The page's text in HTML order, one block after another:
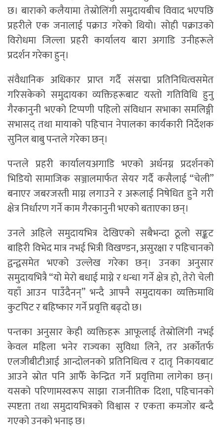
छ। बाराको कलैयामा तेस्रोलिंगी समुदायबीच विवाद भएपछि
प्रहरीले एक जनालाई पक्राउ गरेको थियो। सोही पक्राउको
विरोधमा जिल्ला प्रहरी कार्यालय बारा अगाडि उनीहरूले
प्रदर्शन गरेका हुन्।
संवैधानिक अधिकार प्राप्त गर्दै संसद्मा प्रतिनिधित्वसमेत
गरिसकेको समुदायका व्यक्तिहरूबाट यस्तो गतिविधि हुनु
गैरकानुनी भएको टिप्पणी पहिलो संविधान सभाका समलिङ्गी
सभासद् तथा मायाको पहिचान नेपालका कार्यकारी निर्देशक
सुनिल बाबु पन्तले गरेका छन्।
पन्तले प्रहरी कार्यालयअगाडि भएको अर्धनग्न प्रदर्शनको
भिडियो सामाजिक सञ्जालमार्फत सेयर गर्दै कसैलाई “चेली”
बनाएर जबरजस्ती माग्न लगाउने र अरूलाई निषेधित हुने गरी
क्षेत्र निर्धारण गर्ने काम गैरकानुनी भएको बताएका छन्।
उनले अहिले समुदायभित्र देखिएको सबैभन्दा ठूलो सङ्कट
बाहिरी विभेद मात्र नभई भित्री विखण्डन, असुरक्षा र पहिचानको
द्वन्द्वसमेत भएको उल्लेख गरेका छन्। उनका अनुसार
समुदायभित्रै “यो मेरो बधाई माग्ने र धन्धा गर्ने क्षेत्र हो, तेरो चेली
यहाँ आउन पाउँदैनन्” भन्दै आफ्नै समुदायका व्यक्तिमाथि
कुटपिट र बहिष्कार गर्ने प्रवृत्ति बढ्दो छ।
पन्तका अनुसार केही व्यक्तिहरू आफूलाई तेस्रोलिंगी नभई
केवल महिला भनेर राज्यका सुविधा लिने, तर अर्कोतर्फ
एलजीबीटीआई आन्दोलनको प्रतिनिधित्व र दातृ निकायबाट
आउने स्रोत पनि आफैँ केन्द्रित गर्ने प्रवृत्तिमा लागेका छन्।
यसको परिणामस्वरूप साझा राजनीतिक दिशा, पहिचानको
स्पष्टता तथा समुदायभित्रको विश्वास र एकता कमजोर बन्दै
गएको उनको भनाइ छ।